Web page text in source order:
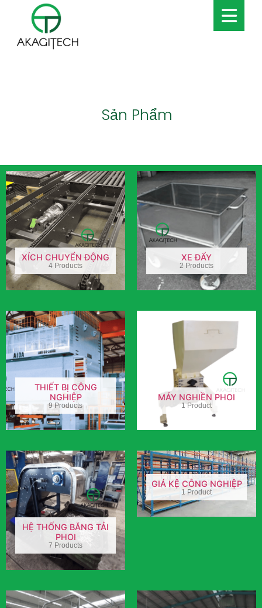
Sản Phẩm
XÍCH CHUYỂN ĐỘNG
4 Products
XE ĐẨY
2 Products
THIẾT BỊ CÔNG
NGHIỆP
9 Products
MÁY NGHIỀN PHOI
1 Product
HỆ THỐNG BĂNG TẢI
PHOI
7 Products
GIÁ KỆ CÔNG NGHIỆP
1 Product